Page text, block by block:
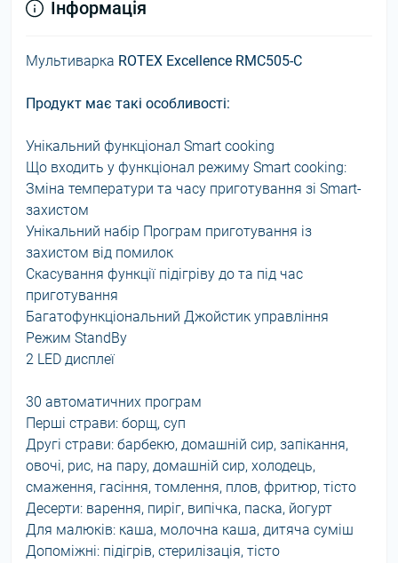
Інформація
Мультиварка ROTEX Excellence RMC505-C
Продукт має такі особливості:
Унікальний функціонал Smart cooking
Що входить у функціонал режиму Smart cooking:
Зміна температури та часу приготування зі Smart-
захистом
Унікальний набір Програм приготування із
захистом від помилок
Скасування функції підігріву до та під час
приготування
Багатофункціональний Джойстик управління
Режим StandBy
2 LED дисплеї
30 автоматичних програм
Перші страви: борщ, суп
Другі страви: барбекю, домашній сир, запікання,
овочі, рис, на пару, домашній сир, холодець,
смаження, гасіння, томлення, плов, фритюр, тісто
Десерти: варення, пиріг, випічка, паска, йогурт
Для малюків: каша, молочна каша, дитяча суміш
Допоміжні: підігрів, стерилізація, тісто